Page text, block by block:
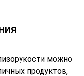
можно
продуктов,